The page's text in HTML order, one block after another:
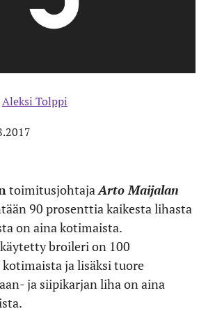
Aleksi Tolppi
toimitusjohtaja Arto Maijalan
90 prosenttia kaikesta lihasta
on aina kotimaista.
broileri on 100
ja lisäksi tuore
ja siipikarjan liha on aina